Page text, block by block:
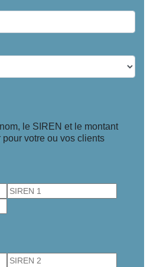
le SIREN et le montant
votre ou vos clients